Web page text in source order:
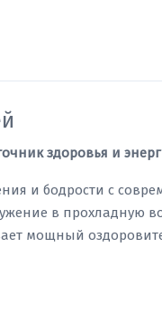
здоровья и
и бодрости с
в прохладную
мощный